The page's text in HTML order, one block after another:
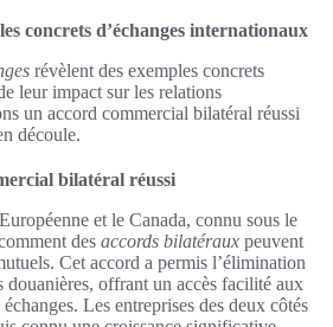
concrets d’échanges internationaux
révèlent des exemples concrets
leur impact sur les relations
un accord commercial bilatéral réussi
découle.
bilatéral réussi
et le Canada, connu sous le
des accords bilatéraux peuvent
Cet accord a permis l’élimination
douanières, offrant un accès facilité aux
Les entreprises des deux côtés